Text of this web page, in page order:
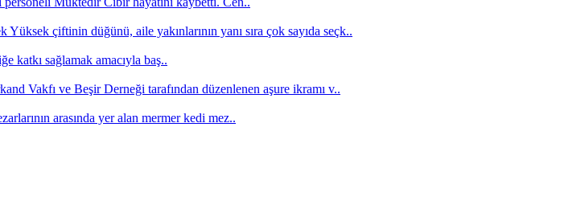
Yüksek çiftinin düğünü, aile yakınlarının yanı sıra çok sayıda seçk..
katkı sağlamak amacıyla baş..
Vakfı ve Beşir Derneği tarafından düzenlenen aşure ikramı v..
arasında yer alan mermer kedi mez..